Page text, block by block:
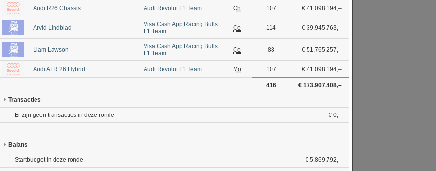
Audi R26 Chassis Audi Revolut F1 Team Ch 107 € 41.098.194,–
Arvid Lindblad
Visa Cash App Racing Bulls
F1 Team
Co 114 € 39.945.763,–
Liam Lawson
Visa Cash App Racing Bulls
F1 Team
Co 88 € 51.765.257,–
Audi AFR 26 Hybrid Audi Revolut F1 Team Mo 107 € 41.098.194,–
416 € 173.907.408,–
Transacties
Er zijn geen transacties in deze ronde € 0,–
Balans
Startbudget in deze ronde € 5.869.792,–